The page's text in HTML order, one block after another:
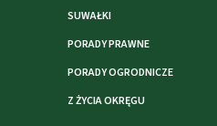
SUWAŁKI
PORADY PRAWNE
PORADY OGRODNICZE
Z ŻYCIA OKRĘGU